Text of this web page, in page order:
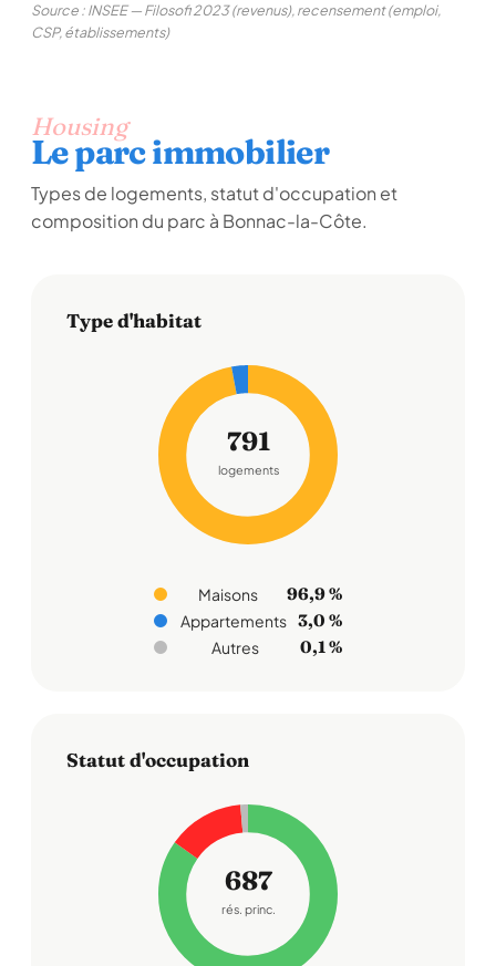
Source : INSEE — Filosofi 2023 (revenus), recensement (emploi,
CSP, établissements)
Housing
Le parc immobilier
Types de logements, statut d'occupation et
composition du parc à Bonnac-la-Côte.
Type d'habitat
791
logements
Maisons 96,9 %
Appartements 3,0 %
Autres 0,1 %
Statut d'occupation
687
rés. princ.